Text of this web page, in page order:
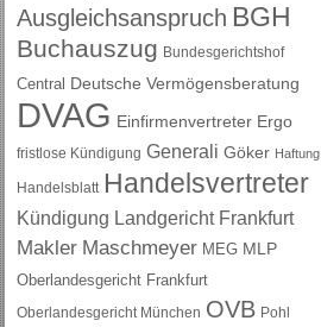
Ausgleichsanspruch BGH
Buchauszug Bundesgerichtshof
Central Deutsche Vermögensberatung
DVAG Einfirmenvertreter Ergo
fristlose Kündigung Generali Göker Haftung
Handelsblatt Handelsvertreter
Kündigung Landgericht Frankfurt
Makler Maschmeyer MEG MLP
Oberlandesgericht Frankfurt
Oberlandesgericht München OVB Pohl